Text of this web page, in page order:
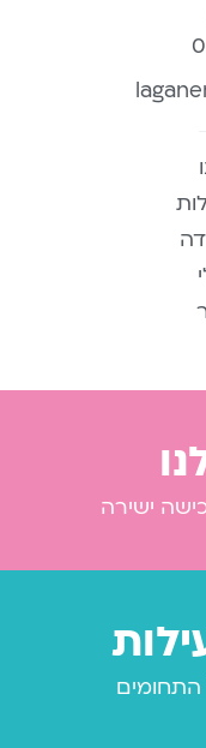
ישירה
התחומים